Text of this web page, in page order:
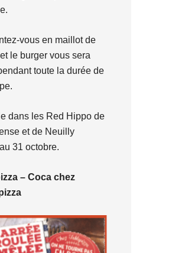
vous en maillot de
le burger vous sera
toute la durée de
dans les Red Hippo de
et de Neuilly
31 octobre.
– Coca chez